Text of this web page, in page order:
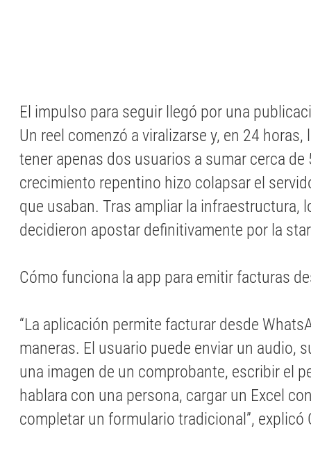
El impulso para seguir llegó por una
Un reel comenzó a viralizarse y, en 24 horas,
tener apenas dos usuarios a sumar cerca
crecimiento repentino hizo colapsar el
que usaban. Tras ampliar la infraestructura,
decidieron apostar definitivamente por la
Cómo funciona la app para emitir facturas
“La aplicación permite facturar desde
maneras. El usuario puede enviar un audio,
una imagen de un comprobante, escribir el
hablara con una persona, cargar un Excel
completar un formulario tradicional”, explicó